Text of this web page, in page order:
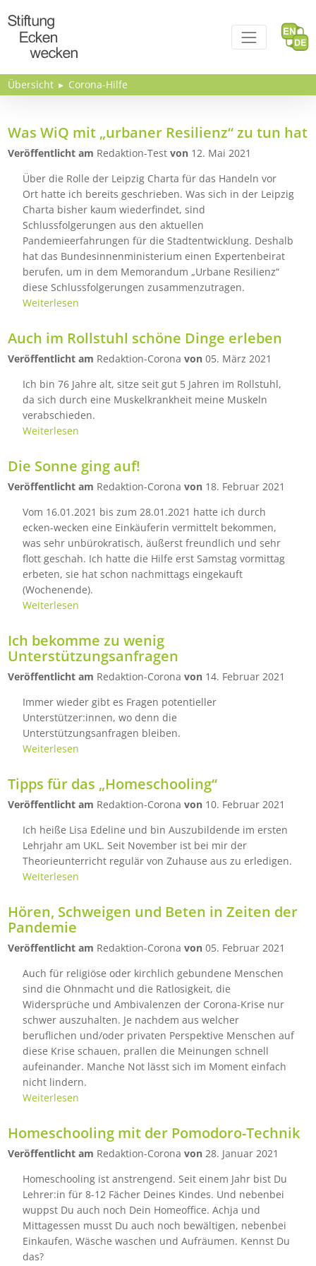
Übersicht Corona-Hilfe
Was WiQ mit „urbaner Resilienz“ zu tun hat
Veröffentlicht am Redaktion-Test von 12. Mai 2021
Über die Rolle der Leipzig Charta für das Handeln vor
Ort hatte ich bereits geschrieben. Was sich in der Leipzig
Charta bisher kaum wiederfindet, sind
Schlussfolgerungen aus den aktuellen
Pandemieerfahrungen für die Stadtentwicklung. Deshalb
hat das Bundesinnenministerium einen Expertenbeirat
berufen, um in dem Memorandum „Urbane Resilienz“
diese Schlussfolgerungen zusammenzutragen.
Weiterlesen
Auch im Rollstuhl schöne Dinge erleben
Veröffentlicht am Redaktion-Corona von 05. März 2021
Ich bin 76 Jahre alt, sitze seit gut 5 Jahren im Rollstuhl,
da sich durch eine Muskelkrankheit meine Muskeln
verabschieden.
Weiterlesen
Die Sonne ging auf!
Veröffentlicht am Redaktion-Corona von 18. Februar 2021
Vom 16.01.2021 bis zum 28.01.2021 hatte ich durch
ecken-wecken eine Einkäuferin vermittelt bekommen,
was sehr unbürokratisch, äußerst freundlich und sehr
flott geschah. Ich hatte die Hilfe erst Samstag vormittag
erbeten, sie hat schon nachmittags eingekauft
(Wochenende).
Weiterlesen
Ich bekomme zu wenig
Unterstützungsanfragen
Veröffentlicht am Redaktion-Corona von 14. Februar 2021
Immer wieder gibt es Fragen potentieller
Unterstützer:innen, wo denn die
Unterstützungsanfragen bleiben.
Weiterlesen
Tipps für das „Homeschooling“
Veröffentlicht am Redaktion-Corona von 10. Februar 2021
Ich heiße Lisa Edeline und bin Auszubildende im ersten
Lehrjahr am UKL. Seit November ist bei mir der
Theorieunterricht regulär von Zuhause aus zu erledigen.
Weiterlesen
Hören, Schweigen und Beten in Zeiten der
Pandemie
Veröffentlicht am Redaktion-Corona von 05. Februar 2021
Auch für religiöse oder kirchlich gebundene Menschen
sind die Ohnmacht und die Ratlosigkeit, die
Widersprüche und Ambivalenzen der Corona-Krise nur
schwer auszuhalten. Je nachdem aus welcher
beruflichen und/oder privaten Perspektive Menschen auf
diese Krise schauen, prallen die Meinungen schnell
aufeinander. Manche Not lässt sich im Moment einfach
nicht lindern.
Weiterlesen
Homeschooling mit der Pomodoro-Technik
Veröffentlicht am Redaktion-Corona von 28. Januar 2021
Homeschooling ist anstrengend. Seit einem Jahr bist Du
Lehrer:in für 8-12 Fächer Deines Kindes. Und nebenbei
wuppst Du auch noch Dein Homeoffice. Achja und
Mittagessen musst Du auch noch bewältigen, nebenbei
Einkaufen, Wäsche waschen und Aufräumen. Kennst Du
das?